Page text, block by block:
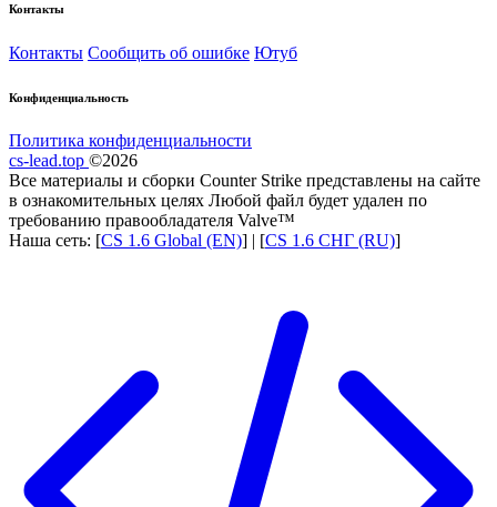
Контакты
Контакты Сообщить об ошибке Ютуб
Конфиденциальность
Политика конфиденциальности
cs-lead.top ©2026
Все материалы и сборки Counter Strike представлены на сайте
в ознакомительных целях Любой файл будет удален по
требованию правообладателя Valve™
Наша сеть: [CS 1.6 Global (EN)] | [CS 1.6 СНГ (RU)]